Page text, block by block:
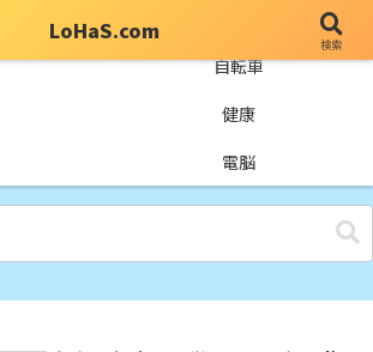
自転車
健康
電脳
LoHaS.com
検索